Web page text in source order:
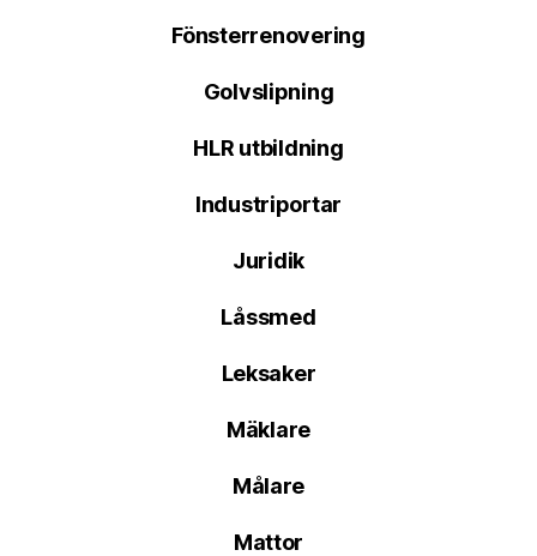
Fönsterrenovering
Golvslipning
HLR utbildning
Industriportar
Juridik
Låssmed
Leksaker
Mäklare
Målare
Mattor